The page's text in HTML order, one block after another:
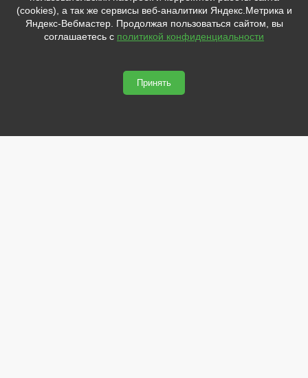
помочь вам. Напишите мне,
если у вас появятся вопросы.
svetled53.ru © 2026
Адрес:
sale@svetled53.ru
(cookies), а так же сервисы веб-аналитики Яндекс.Метрика и
Яндекс-Вебмастер. Продолжая пользоваться сайтом, вы
соглашаетесь с политикой конфиденциальности
Принять